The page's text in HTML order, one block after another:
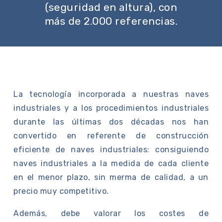
(seguridad en altura), con
más de 2.000 referencias.
La tecnología incorporada a nuestras naves
industriales y a los procedimientos industriales
durante las últimas dos décadas nos han
convertido en referente de construcción
eficiente de naves industriales: consiguiendo
naves industriales a la medida de cada cliente
en el menor plazo, sin merma de calidad, a un
precio muy competitivo.
Además, debe valorar los costes de